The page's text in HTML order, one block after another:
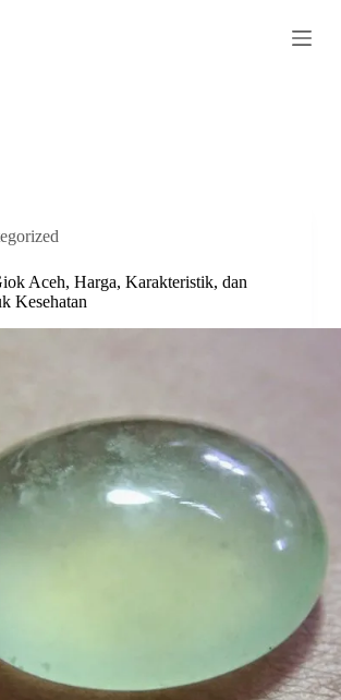
Aceh, Harga, Karakteristik, dan
Kesehatan